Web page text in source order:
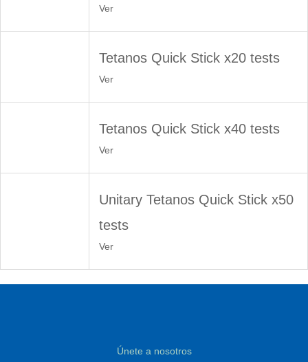
Ver
Tetanos Quick Stick x20 tests
Ver
Tetanos Quick Stick x40 tests
Ver
Unitary Tetanos Quick Stick x50
tests
Ver
Únete a nosotros